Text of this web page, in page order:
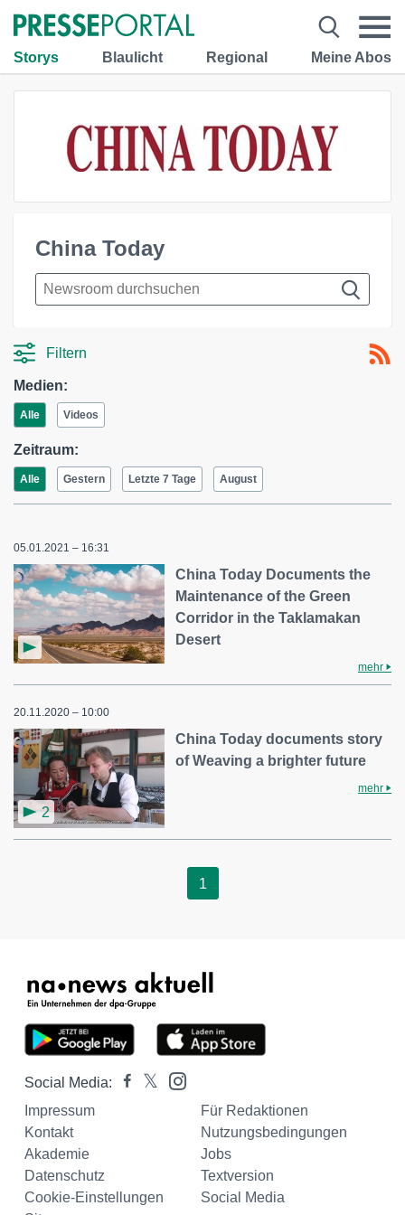
Storys Blaulicht Regional Meine Abos
China Today
Filtern
Medien:
Alle Videos
Zeitraum:
Alle Gestern Letzte 7 Tage August
05.01.2021 – 16:31
China Today Documents the
Maintenance of the Green
Corridor in the Taklamakan
Desert
mehr
20.11.2020 – 10:00
2
China Today documents story
of Weaving a brighter future
mehr
1
Social Media:
Impressum
Für Redaktionen
Kontakt
Nutzungsbedingungen
Akademie
Jobs
Datenschutz
Textversion
Cookie-Einstellungen
Social Media